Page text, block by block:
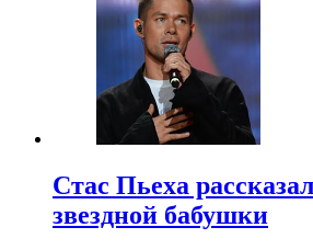
Стас Пьеха
звездной бабушки